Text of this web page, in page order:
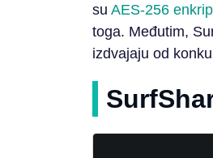
su AES-256
toga. Međutim,
izdvajaju od